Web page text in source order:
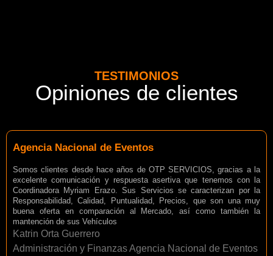
TESTIMONIOS
Opiniones de clientes
Agencia Nacional de Eventos
Somos clientes desde hace años de OTP SERVICIOS, gracias a la
excelente comunicación y respuesta asertiva que tenemos con la
Coordinadora Myriam Erazo. Sus Servicios se caracterizan por la
Responsabilidad, Calidad, Puntualidad, Precios, que son una muy
buena oferta en comparación al Mercado, así como también la
mantención de sus Vehículos
Katrin Orta Guerrero
Administración y Finanzas Agencia Nacional de Eventos